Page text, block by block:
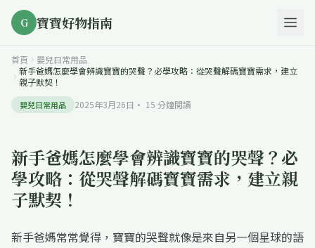
G 寶寶好物指南
首頁
嬰兒日常用品
新手爸媽怎麼學會辨識寶寶的哭聲？必學攻略：從哭聲解碼寶寶需求，建立
親子默契！
嬰兒日常用品 2025年3月26日 · 15 分鐘閱讀
新手爸媽怎麼學會辨識寶寶的哭聲？必
學攻略：從哭聲解碼寶寶需求，建立親
子默契！
新手爸媽常常覺得，寶寶的哭聲就像是來自另一個星球的語